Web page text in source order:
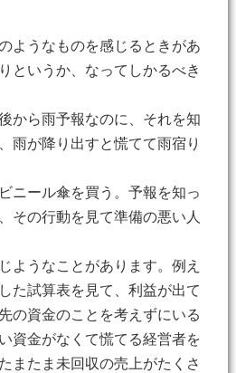
ようなものを感じるときがあ
というか、なってしかるべき
から雨予報なのに、それを知
雨が降り出すと慌てて雨宿り
ニール傘を買う。予報を知っ
その行動を見て準備の悪い人
ようなことがあります。例え
た試算表を見て、利益が出て
の資金のことを考えずにいる
資金がなくて慌てる経営者を
またま未回収の売上がたくさ